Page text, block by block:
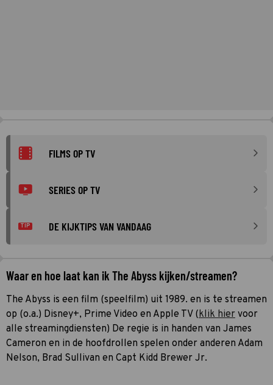
FILMS OP TV
SERIES OP TV
TIP DE KIJKTIPS VAN VANDAAG
Waar en hoe laat kan ik The Abyss kijken/streamen?
The Abyss is een film (speelfilm) uit 1989. en is te streamen
op (o.a.) Disney+, Prime Video en Apple TV (klik hier voor
alle streamingdiensten) De regie is in handen van James
Cameron en in de hoofdrollen spelen onder anderen Adam
Nelson, Brad Sullivan en Capt Kidd Brewer Jr.